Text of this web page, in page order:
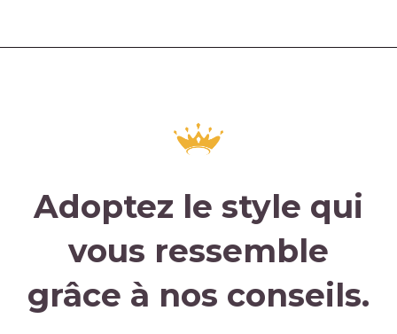
Adoptez le style qui
vous ressemble
grâce à nos conseils.